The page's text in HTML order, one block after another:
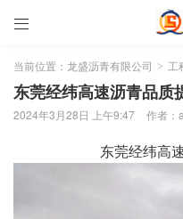

当前位置： 龙盛沥青有限公司 > 工
东莞经纬高速沥青品质
2024年3月28日 上午9:47 作者：
东莞经纬高